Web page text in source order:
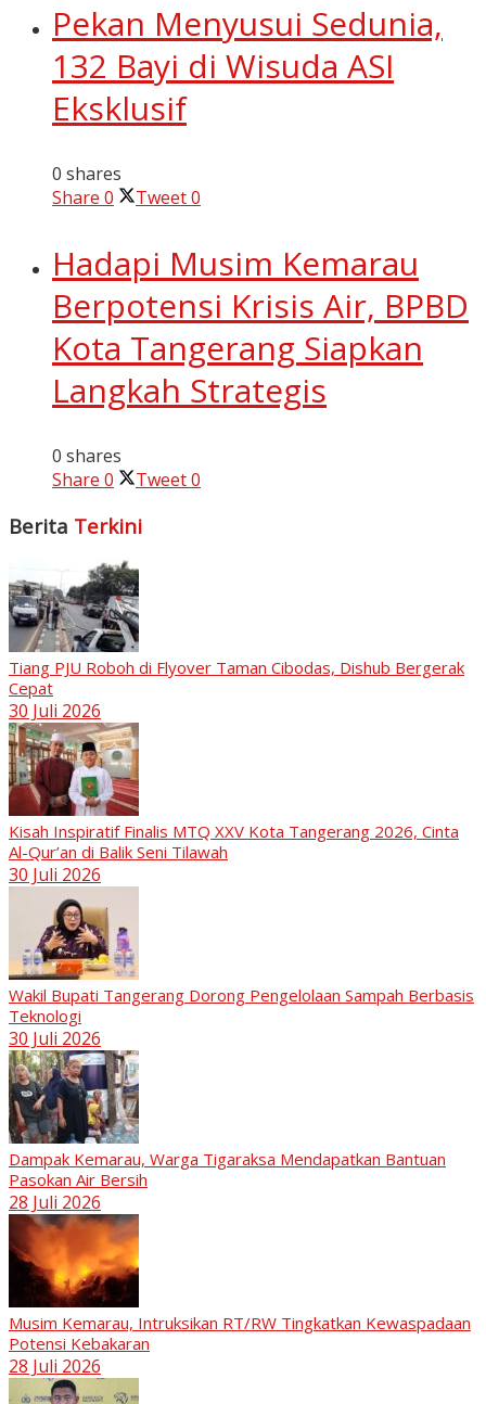
Pekan Menyusui Sedunia,
132 Bayi di Wisuda ASI
Eksklusif
0 shares
Share 0 Tweet0
Hadapi Musim Kemarau
Berpotensi Krisis Air, BPBD
Kota Tangerang Siapkan
Langkah Strategis
0 shares
Share 0 Tweet0
Berita Terkini
Tiang PJU Roboh di Flyover Taman Cibodas, Dishub Bergerak
Cepat
30 Juli 2026
Kisah Inspiratif Finalis MTQ XXV Kota Tangerang 2026, Cinta
Al-Qur’an di Balik Seni Tilawah
30 Juli 2026
Wakil Bupati Tangerang Dorong Pengelolaan Sampah Berbasis
Teknologi
30 Juli 2026
Dampak Kemarau, Warga Tigaraksa Mendapatkan Bantuan
Pasokan Air Bersih
28 Juli 2026
Musim Kemarau, Intruksikan RT/RW Tingkatkan Kewaspadaan
Potensi Kebakaran
28 Juli 2026